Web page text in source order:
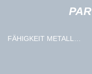
FÄHIGKEIT METALL